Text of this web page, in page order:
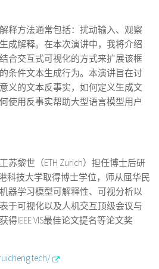
释方法通常包括：扰动输入、观察
成解释。在本次演讲中，我将介绍
合交互式可视化的方式来扩展该框
条件文本生成行为。本演讲旨在讨
义的文本反事实，如何定义生成文
使用反事实帮助大型语言模型用户
苏黎世（ETH Zurich）担任博士后研
科技大学取得博士学位，师从屈华民
器学习模型可解释性、可视分析以
于可视化以及人机交互顶级会议与
IEEE VIS最佳论文提名等论文奖